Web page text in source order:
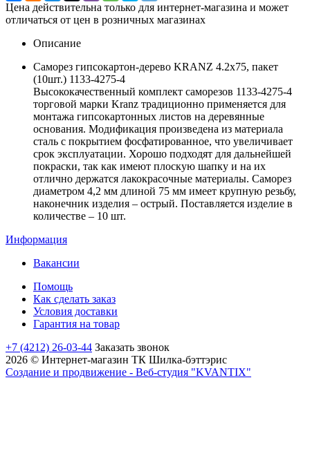
Цена действительна только для интернет-магазина и может
отличаться от цен в розничных магазинах
Описание
Саморез гипсокартон-дерево KRANZ 4.2х75, пакет
(10шт.) 1133-4275-4
Высококачественный комплект саморезов 1133-4275-4
торговой марки Kranz традиционно применяется для
монтажа гипсокартонных листов на деревянные
основания. Модификация произведена из материала
сталь с покрытием фосфатированное, что увеличивает
срок эксплуатации. Хорошо подходят для дальнейшей
покраски, так как имеют плоскую шапку и на их
отлично держатся лакокрасочные материалы. Саморез
диаметром 4,2 мм длиной 75 мм имеет крупную резьбу,
наконечник изделия – острый. Поставляется изделие в
количестве – 10 шт.
Информация
Вакансии
Помощь
Как сделать заказ
Условия доставки
Гарантия на товар
+7 (4212) 26-03-44 Заказать звонок
2026 © Интернет-магазин ТК Шилка-бэттэрис
Создание и продвижение - Веб-студия "KVANTIX"